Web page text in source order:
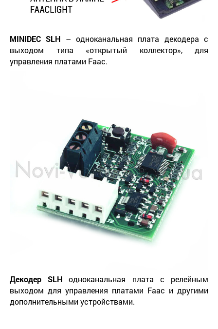
MINIDEC SLH – одноканальная плата декодера с
выходом типа «открытый коллектор», для
управления платами Faac.
ДекодерSLH одноканальная плата с релейным
выходом для управления платами Faac и другими
дополнительными устройствами.